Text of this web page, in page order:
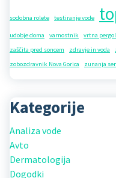
sodobna rolete testiranje vode
udobje doma varnostnik vrtna
zaščita pred soncem
zdravje in voda
zobozdravnik Nova Gorica
zunanja
Kategorije
Analiza vode
Avto
Dermatologija
Dogodki